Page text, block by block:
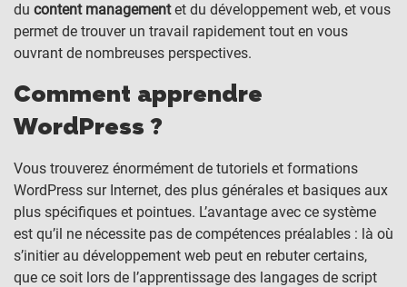
du content managementet du développement web, et vous
permet de trouver un travail rapidement tout en vous
ouvrant de nombreuses perspectives.
Comment apprendre
WordPress ?
Vous trouverez énormément de tutoriels et formations
WordPress sur Internet, des plus générales et basiques aux
plus spécifiques et pointues. L’avantage avec ce système
est qu’il ne nécessite pas de compétences préalables : là où
s’initier au développement web peut en rebuter certains,
que ce soit lors de l’apprentissage des langages de script